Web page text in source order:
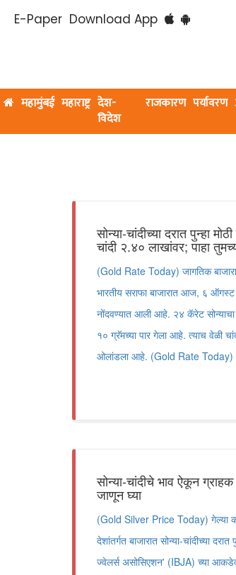
E-Paper Download App
महामुंबई महाराष्ट्र देश-
विदेश
राजकारण पर्यावरण
सोन्या-चांदीच्या दरात पुन्हा
चांदी २.४० लाखांवर; पाहा
(Gold Rate Today) जागतिक
भारतीय सराफा बाजारात आज, ६ ऑगस्ट
नोंदवण्यात आली आहे. २४ कॅरेट
१० ग्रॅमच्या पार गेला आहे. त्याच वेळी
ओलांडला आहे. (Gold Rate Today)
सोन्या-चांदीचे भाव ऐकून
जाणून घ्या
(Gold Silver Price Today) गेल्या
देशांतर्गत बाजारात सोन्या-चांदीच्या
ज्वेलर्स असोसिएशन' (IBJA) च्या